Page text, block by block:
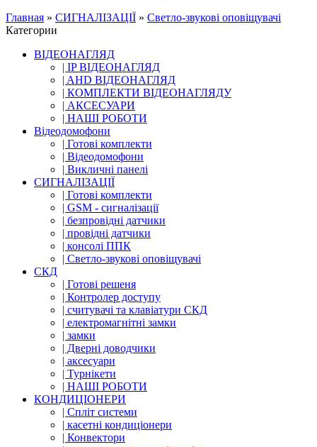
Главная » СИГНАЛІЗАЦІЇ » Светло-звукові оповіщувачі
Категории
ВІДЕОНАГЛЯД
| IP ВІДЕОНАГЛЯД
| AHD ВІДЕОНАГЛЯД
| КОМПЛЕКТИ ВІДЕОНАГЛЯДУ
| АКСЕСУАРИ
| НАШІ РОБОТИ
Відеодомофони
| Готові комплекти
| Відеодомофони
| Викличні панелі
СИГНАЛІЗАЦІЇ
| Готові комплекти
| GSM - сигналізації
| безпровідні датчики
| провідні датчики
| консолі ППК
| Светло-звукові оповіщувачі
СКД
| Готові решеня
| Контролер доступу
| считувачі та клавіатури СКД
| електромагнітні замки
| замки
| Дверні доводчики
| аксесуари
| Турнікети
| НАШІ РОБОТИ
КОНДИЦІОНЕРИ
| Cпліт системи
| касетні кондиціонери
| Конвектори